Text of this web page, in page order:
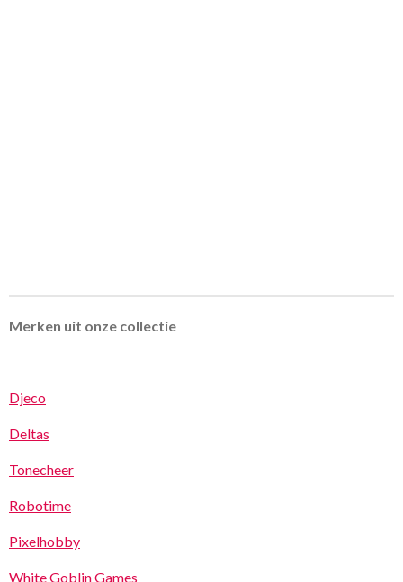
Merken uit onze collectie
Djeco
Deltas
Tonecheer
Robotime
Pixelhobby
White Goblin Games